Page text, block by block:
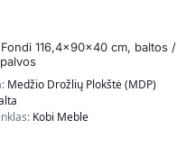
116,4x90x40 cm, baltos /
Medžio Drožlių Plokštė (MDP)
Kobi Meble